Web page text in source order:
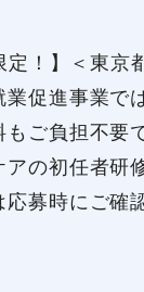
定！】＜東京
促進事業で
ご負担不要
の初任者研
募時にご確